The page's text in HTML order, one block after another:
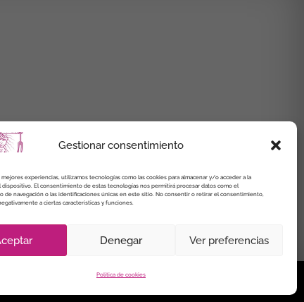
Gestionar consentimiento
mejores experiencias, utilizamos tecnologías como las cookies para almacenar y/o acceder a la
dispositivo. El consentimiento de estas tecnologías nos permitirá procesar datos como el
de navegación o las identificaciones únicas en este sitio. No consentir o retirar el consentimiento,
a ciertas características y funciones.
Denegar Ver preferencias
Política de cookies